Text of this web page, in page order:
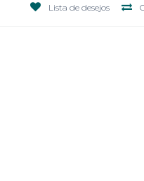
Lista de desejos